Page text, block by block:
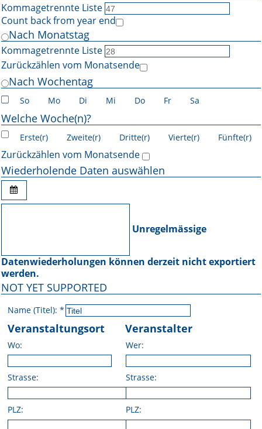
Kommagetrennte Liste
Count back from year end
Nach Monatstag
Kommagetrennte Liste
Zurückzählen vom Monatsende
Nach Wochentag
So Mo Di Mi Do Fr Sa
Welche Woche(n)?
Erste(r) Zweite(r) Dritte(r) Vierte(r) Fünfte(r)
Zurückzählen vom Monatsende
Wiederholende Daten auswählen
Unregelmässige
Datenwiederholungen können derzeit nicht exportiert
werden.
NOT YET SUPPORTED
Name (Titel): *
Veranstaltungsort Veranstalter
Wo:
Strasse:
PLZ:
Wer:
Strasse:
PLZ: